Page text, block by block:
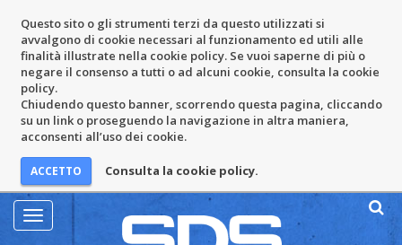
Questo sito o gli strumenti terzi da questo utilizzati si
avvalgono di cookie necessari al funzionamento ed utili alle
finalità illustrate nella cookie policy. Se vuoi saperne di più o
negare il consenso a tutti o ad alcuni cookie, consulta la cookie
policy.
Chiudendo questo banner, scorrendo questa pagina, cliccando
su un link o proseguendo la navigazione in altra maniera,
acconsenti all’uso dei cookie.
Consulta la cookie policy.
Mostra
Menu